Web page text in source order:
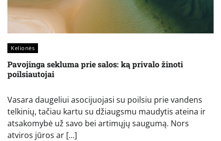
Kelionės
Pavojinga sekluma prie salos: ką privalo žinoti
poilsiautojai
Vasara daugeliui asocijuojasi su poilsiu prie vandens
telkinių, tačiau kartu su džiaugsmu maudytis ateina ir
atsakomybė už savo bei artimųjų saugumą. Nors
atviros jūros ar […]